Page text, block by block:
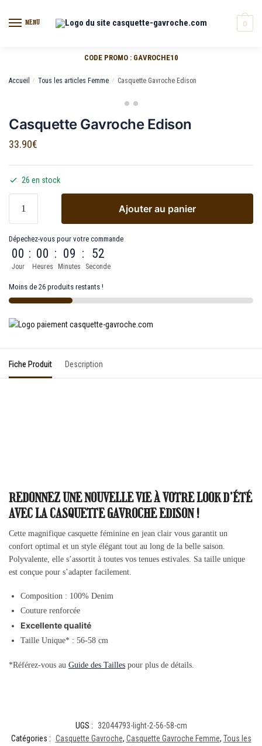
MENU 0
CODE PROMO : GAVROCHE10
Accueil / Tous les articles Femme / Casquette Gavroche Edison
Casquette Gavroche Edison
33.90€
26 en stock
Ajouter au panier
Dépechez-vous pour votre commande
00
Jour
: 00
Heures
: 09
Minutes
: 52
Seconde
Moins de 26 produits restants !
Fiche Produit Description
REDONNEZ UNE NOUVELLE VIE À VOTRE LOOK D’ÉTÉ
AVEC LA CASQUETTE GAVROCHE EDISON !
Cette magnifique casquette féminine en jean clair vous garantit un
confort optimal et un style élégant tout au long de la belle saison.
Polyvalente, elle s’assortit à toutes vos tenues estivales. Sa taille unique
est conçue pour s’adapter facilement.
Composition : 100% Denim
Couture renforcée
Excellente qualité
Taille Unique* : 56-58 cm
*Référez-vous au Guide des Tailles pour plus de détails.
UGS :
32044793-light-2-56-58-cm
Catégories : Casquette Gavroche, Casquette Gavroche Femme, Tous les